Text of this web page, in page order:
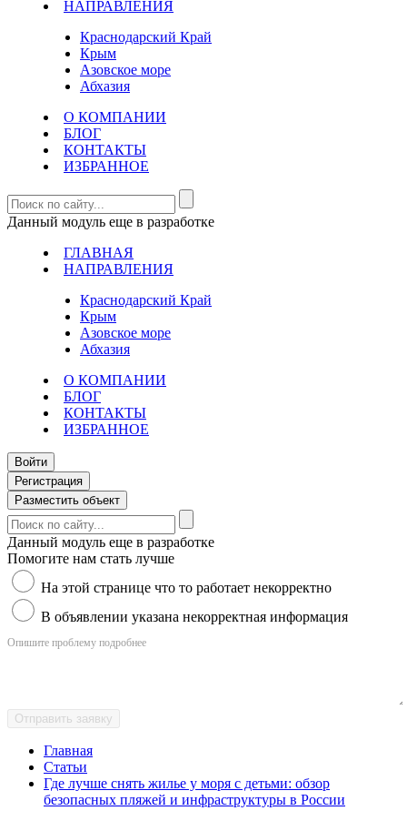
НАПРАВЛЕНИЯ
Краснодарский Край
Крым
Азовское море
Абхазия
О КОМПАНИИ
БЛОГ
КОНТАКТЫ
ИЗБРАННОЕ
Данный модуль еще в разработке
ГЛАВНАЯ
НАПРАВЛЕНИЯ
Краснодарский Край
Крым
Азовское море
Абхазия
О КОМПАНИИ
БЛОГ
КОНТАКТЫ
ИЗБРАННОЕ
Войти
Регистрация
Разместить объект
Данный модуль еще в разработке
Помогите нам стать лучше
На этой странице что то работает некорректно
В объявлении указана некорректная информация
Опишите проблему подробнее
Отправить заявку
Главная
Статьи
Где лучше снять жилье у моря с детьми: обзор
безопасных пляжей и инфраструктуры в России